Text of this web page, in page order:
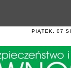
PIĄTEK, 07